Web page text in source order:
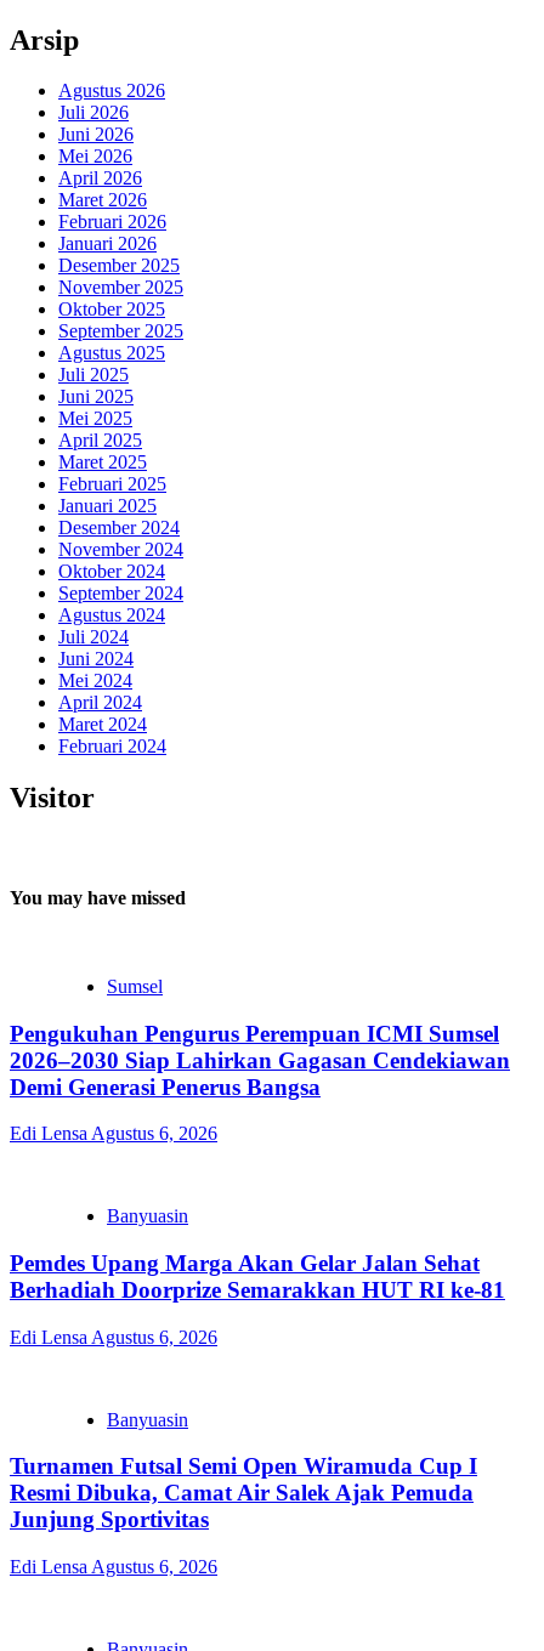
Arsip
Agustus 2026
Juli 2026
Juni 2026
Mei 2026
April 2026
Maret 2026
Februari 2026
Januari 2026
Desember 2025
November 2025
Oktober 2025
September 2025
Agustus 2025
Juli 2025
Juni 2025
Mei 2025
April 2025
Maret 2025
Februari 2025
Januari 2025
Desember 2024
November 2024
Oktober 2024
September 2024
Agustus 2024
Juli 2024
Juni 2024
Mei 2024
April 2024
Maret 2024
Februari 2024
Visitor
You may have missed
Sumsel
Pengukuhan Pengurus Perempuan ICMI Sumsel
2026–2030 Siap Lahirkan Gagasan Cendekiawan
Demi Generasi Penerus Bangsa
Edi Lensa Agustus 6, 2026
Banyuasin
Pemdes Upang Marga Akan Gelar Jalan Sehat
Berhadiah Doorprize Semarakkan HUT RI ke-81
Edi Lensa Agustus 6, 2026
Banyuasin
Turnamen Futsal Semi Open Wiramuda Cup I
Resmi Dibuka, Camat Air Salek Ajak Pemuda
Junjung Sportivitas
Edi Lensa Agustus 6, 2026